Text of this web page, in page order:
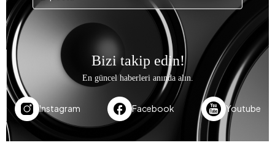
Bizi takip edin!
En güncel haberleri anında alın.
Instagram Facebook Youtube